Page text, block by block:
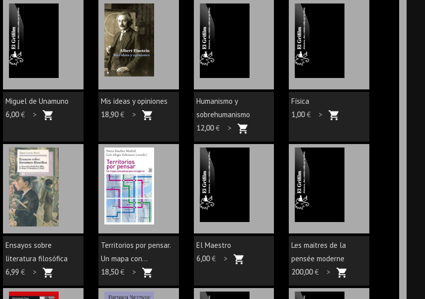
Miguel de Unamuno
6,00€ >
Mis ideas y opiniones
18,90€ >
Humanismo y
sobrehumanismo
12,00€ >
Física
1,00€ >
Ensayos sobre
literatura filosófica
6,99 € >
Territorios por pensar.
Un mapa con...
18,50€ >
El Maestro
6,00€ >
Les maitres de la
pensée moderne
200,00€ >